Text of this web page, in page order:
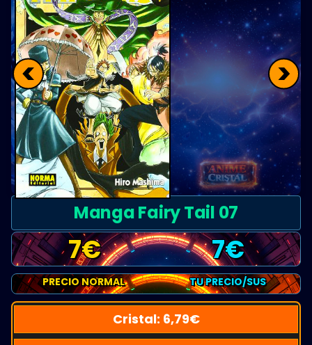
< >
Manga Fairy Tail 07
7€ 7€
PRECIO NORMAL TU PRECIO/SUS
Cristal: 6,79€